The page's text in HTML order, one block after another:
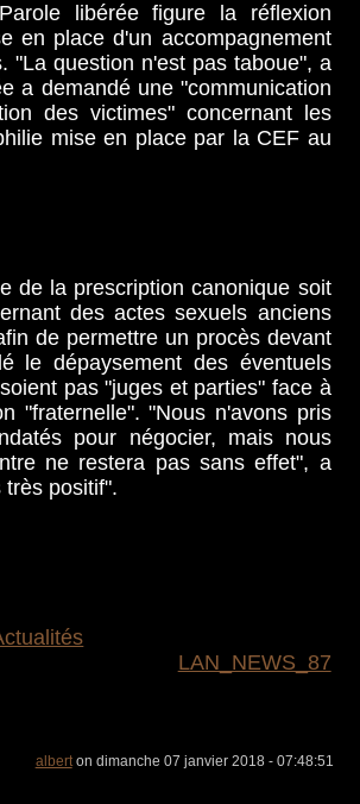
libérée figure la réflexion
en place d'un accompagnement
"La question n'est pas taboue", a
a demandé une "communication
des victimes" concernant les
mise en place par la CEF au
de la prescription canonique soit
des actes sexuels anciens
de permettre un procès devant
le dépaysement des éventuels
pas "juges et parties" face à
"fraternelle". "Nous n'avons pris
pour négocier, mais nous
ne restera pas sans effet", a
positif".
LAN_NEWS_87
alberton dimanche 07 janvier 2018 - 07:48:51